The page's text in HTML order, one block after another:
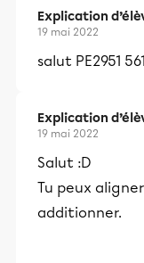
Explication
19 mai 2022
salut PE2951
Explication
19 mai 2022
Salut :D
Tu peux
additionner.